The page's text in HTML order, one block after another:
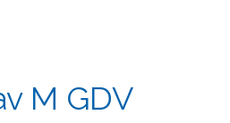
M GDV